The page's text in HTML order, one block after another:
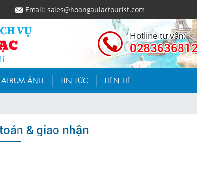
Email: sales@hoangaulactourist.com
Hotline tư vấn:
ALBUM ẢNH TIN TỨC LIÊN HỆ
& giao nhận